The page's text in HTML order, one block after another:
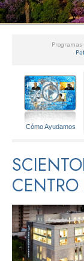
Cómo Ayudamos